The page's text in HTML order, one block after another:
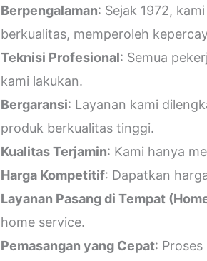
Berpengalaman: Sejak 1972,
berkualitas, memperoleh
Teknisi Profesional: Semua
kami lakukan.
Bergaransi: Layanan kami
produk berkualitas tinggi.
Kualitas Terjamin: Kami hanya
Harga Kompetitif: Dapatkan
Layanan Pasang di Tempat
home service.
Pemasangan yang Cepat: